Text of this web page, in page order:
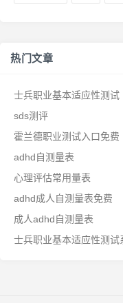
热门文章
士兵职业基本适应性测试
sds测评
霍兰德职业测试入口免费
adhd自测量表
心理评估常用量表
adhd成人自测量表免费
成人adhd自测量表
士兵职业基本适应性测试